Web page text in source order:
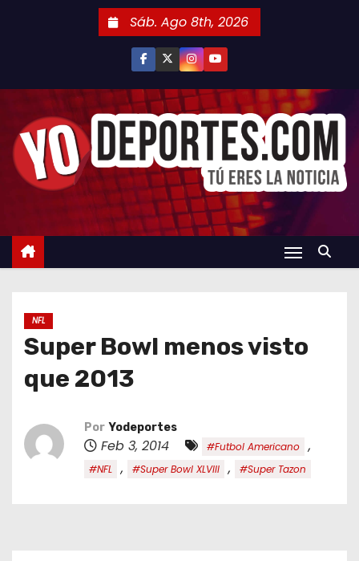
n
Sáb. Ago 8th, 2026
NFL
Super Bowl menos visto
que 2013
Por Yodeportes
Feb 3, 2014 #Futbol Americano ,
#NFL , #Super Bowl XLVIII , #Super Tazon